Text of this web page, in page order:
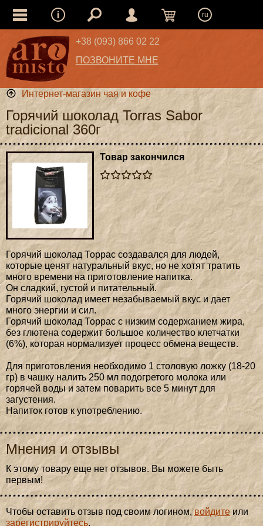
ru
+38 (093) 866 02 22
ПОЗВОНИТЕ МНЕ
Интернет-магазин чая и кофе
Горячий шоколад Torras Sabor
tradicional 360г
Товар закончился
Горячий шоколад Торрас создавался для людей,
которые ценят натуральный вкус, но не хотят тратить
много времени на приготовление напитка.
Он сладкий, густой и питательный.
Горячий шоколад имеет незабываемый вкус и дает
много энергии и сил.
Горячий шоколад Торрас с низким содержанием жира,
без глютена содержит большое количество клетчатки
(6%), которая нормализует процесс обмена веществ.
Для приготовления необходимо 1 столовую ложку (18-20
гр) в чашку налить 250 мл подогретого молока или
горячей воды и затем поварить все 5 минут для
загустения.
Напиток готов к употреблению.
Мнения и отзывы
К этому товару еще нет отзывов. Вы можете быть
первым!
Чтобы оставить отзыв под своим логином,войдите или
зарегистрируйтесь.